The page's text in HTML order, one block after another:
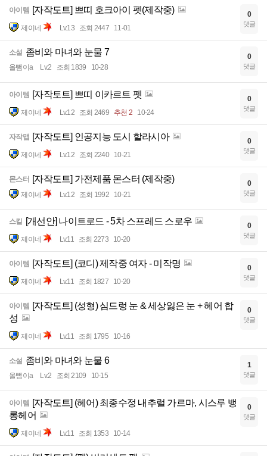
아이템 [자작도트] 쁘띠 호크아이 펫(제작중)
제이네 Lv.13 조회 2447 11-01
0
댓글
소설 좀비와 마녀와 눈물 7
올뺌이a Lv.2 조회 1839 10-28
0
댓글
아이템 [자작토트] 쁘띠 이카르트 펫
제이네 Lv.12 조회 2469 추천 2 10-24
0
댓글
자작맵 [자작도트] 인공지능 도시 할라시아
제이네 Lv.12 조회 2240 10-21
0
댓글
몬스터 [자작도트] 가전제품 몬스터 (제작중)
제이네 Lv.12 조회 1992 10-21
0
댓글
스킬 [개선안] 나이트로드 - 5차 스프레드 스로우
제이네 Lv.11 조회 2273 10-20
0
댓글
아이템 [자작도트] (코디) 제작중 여자 - 미작명
제이네 Lv.11 조회 1827 10-20
0
댓글
아이템 [자작도트] (성형) 심드렁 눈 & 세상잃은 눈 + 헤어 합
성
제이네 Lv.11 조회 1795 10-16
0
댓글
소설 좀비와 마녀와 눈물 6
올뺌이a Lv.2 조회 2109 10-15
1
댓글
아이템 [자작도트] (헤어) 최종수정 내추럴 가르마, 시스루 뱅
롱헤어
제이네 Lv.11 조회 1353 10-14
0
댓글